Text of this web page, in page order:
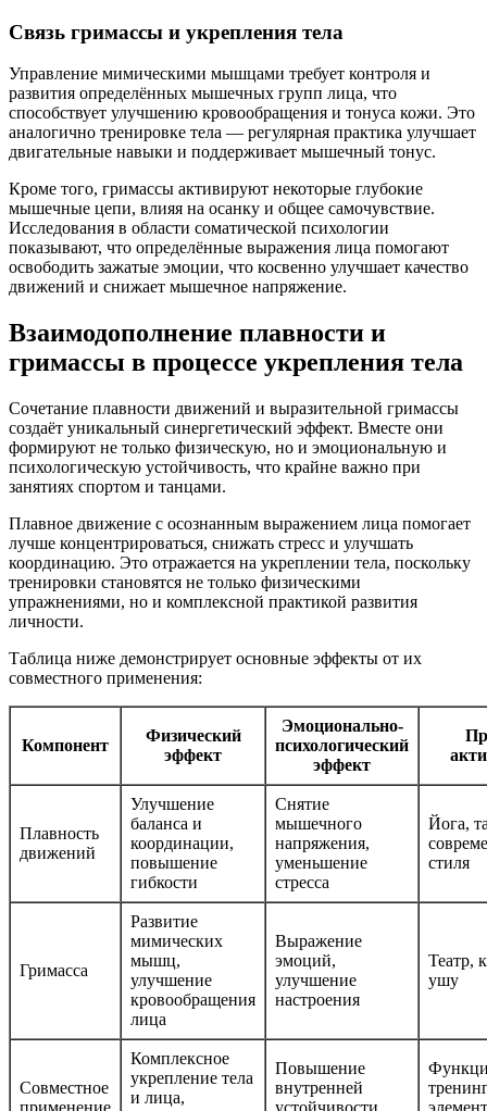
Связь гримассы и укрепления тела
Управление мимическими мышцами требует контроля и
развития определённых мышечных групп лица, что
способствует улучшению кровообращения и тонуса кожи. Это
аналогично тренировке тела — регулярная практика улучшает
двигательные навыки и поддерживает мышечный тонус.
Кроме того, гримассы активируют некоторые глубокие
мышечные цепи, влияя на осанку и общее самочувствие.
Исследования в области соматической психологии
показывают, что определённые выражения лица помогают
освободить зажатые эмоции, что косвенно улучшает качество
движений и снижает мышечное напряжение.
Взаимодополнение плавности и
гримассы в процессе укрепления тела
Сочетание плавности движений и выразительной гримассы
создаёт уникальный синергетический эффект. Вместе они
формируют не только физическую, но и эмоциональную и
психологическую устойчивость, что крайне важно при
занятиях спортом и танцами.
Плавное движение с осознанным выражением лица помогает
лучше концентрироваться, снижать стресс и улучшать
координацию. Это отражается на укреплении тела, поскольку
тренировки становятся не только физическими
упражнениями, но и комплексной практикой развития
личности.
Таблица ниже демонстрирует основные эффекты от их
совместного применения:
Компонент
Физический
эффект
Эмоционально-
психологический
эффект
Плавность
движений
Улучшение
баланса и
координации,
повышение
гибкости
Снятие
мышечного
напряжения,
уменьшение
стресса
Йога,
стиля
Гримасса
Развитие
мимических
мышц,
улучшение
кровообращения
лица
Выражение
эмоций,
улучшение
настроения
Театр,
ушу
Совместное
Комплексное
укрепление тела
и лица,
Повышение
внутренней